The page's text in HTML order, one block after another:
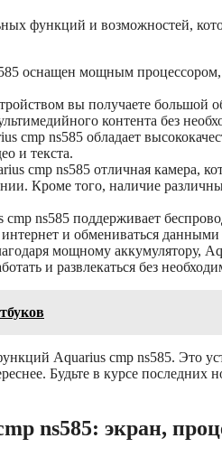
функций и возможностей,
оснащен мощным процессором,
вы получаете большой
контента без
cmp ns585 обладает
и текста.
cmp ns585 отличная камера,
Кроме того, наличие
ns585 поддерживает
интернет и обмениваться
мощному аккумулятору,
и развлекаться без
Aquarius cmp ns585. Это
Будьте в курсе
ns585: экран,